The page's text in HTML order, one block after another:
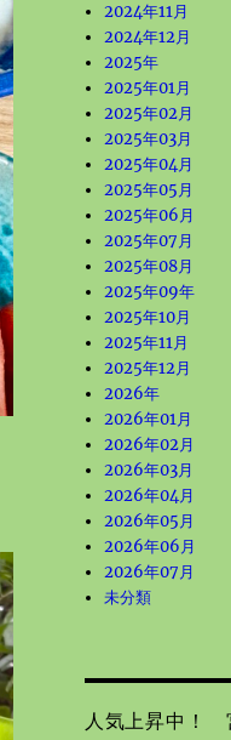
2024年11月
2024年12月
2025年
2025年01月
2025年02月
2025年03月
2025年04月
2025年05月
2025年06月
2025年07月
2025年08月
2025年09年
2025年10月
2025年11月
2025年12月
2026年
2026年01月
2026年02月
2026年03月
2026年04月
2026年05月
2026年06月
2026年07月
未分類
人気上昇中！